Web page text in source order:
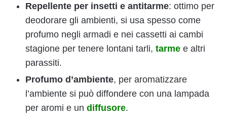
Repellente per insetti e antitarme: ottimo per
deodorare gli ambienti, si usa spesso come
profumo negli armadi e nei cassetti ai cambi
stagione per tenere lontani tarli, tarme e altri
parassiti.
Profumo d’ambiente, per aromatizzare
l’ambiente si può diffondere con una lampada
per aromi e un diffusore.